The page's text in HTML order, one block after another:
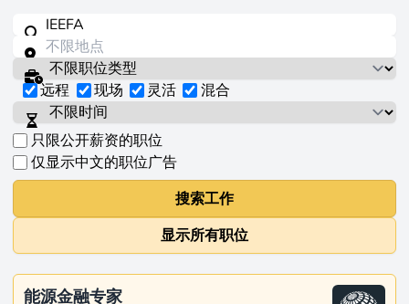
远程 现场 灵活 混合
只限公开薪资的职位
仅显示中文的职位广告
搜索工作
显示所有职位
能源金融专家